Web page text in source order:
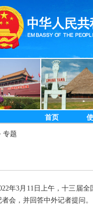
首页
专题
年3月11日上午，十三届
者会，并回答中外记者提问。